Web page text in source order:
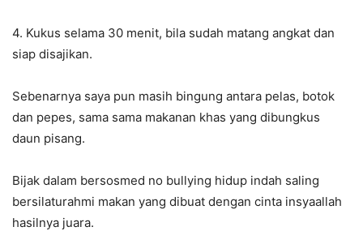
4. Kukus selama 30 menit, bila sudah matang angkat dan
siap disajikan.
Sebenarnya saya pun masih bingung antara pelas, botok
dan pepes, sama sama makanan khas yang dibungkus
daun pisang.
Bijak dalam bersosmed no bullying hidup indah saling
bersilaturahmi makan yang dibuat dengan cinta insyaallah
hasilnya juara.